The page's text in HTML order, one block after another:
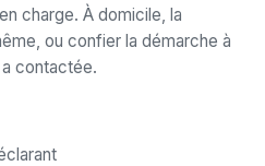
charge. À domicile, la
ou confier la démarche à
contactée.